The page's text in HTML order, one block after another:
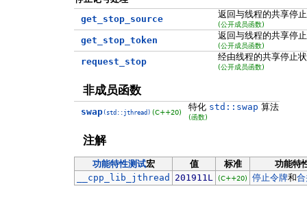
get_stop_source
返回与线程的共享停
(公开成员函数)
get_stop_token 返回与线程的共享停
(公开成员函数)
request_stop 经由线程的共享停止
(公开成员函数)
非成员函数
swap(std::jthread) (C++20) 特化 std::swap 算法
(函数)
注解
功能特性测试宏 值 标准
功能特
__cpp_lib_jthread
201911L (C++20) 停止令牌和